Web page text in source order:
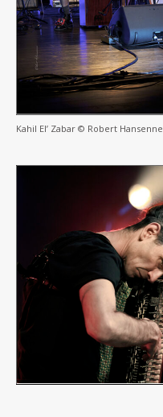
Kahil El’ Zabar © Robert Hansenne